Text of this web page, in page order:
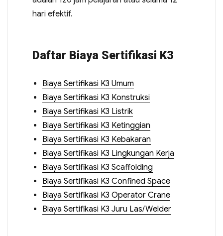
hari efektif.
Daftar Biaya Sertifikasi K3
Biaya Sertifikasi K3 Umum
Biaya Sertifikasi K3 Konstruksi
Biaya Sertifikasi K3 Listrik
Biaya Sertifikasi K3 Ketinggian
Biaya Sertifikasi K3 Kebakaran
Biaya Sertifikasi K3 Lingkungan Kerja
Biaya Sertifikasi K3 Scaffolding
Biaya Sertifikasi K3 Confined Space
Biaya Sertifikasi K3 Operator Crane
Biaya Sertifikasi K3 Juru Las/Welder